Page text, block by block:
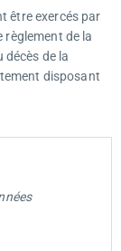
être exercés par
règlement de la
décès de la
disposant